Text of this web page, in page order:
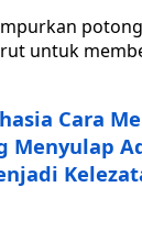
untuk
Cara
Menyulap